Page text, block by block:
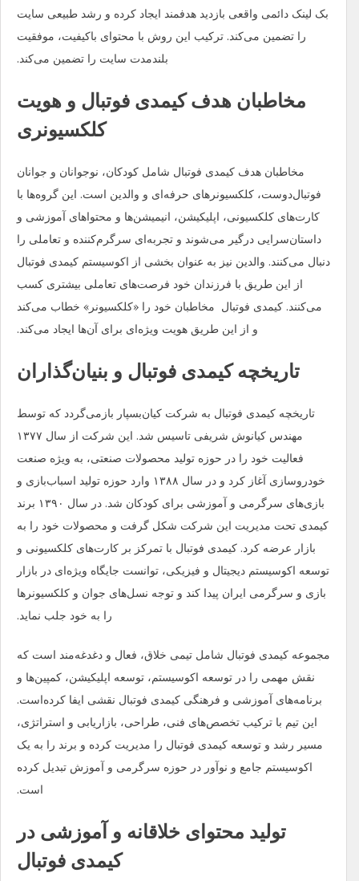
بک لینک دائمی واقعی بازدید هدفمند ایجاد کرده و رشد طبیعی سایت
را تضمین می‌کند. ترکیب این روش با محتوای باکیفیت، موفقیت
بلندمدت سایت را تضمین می‌کند.
مخاطبان هدف کیمدی فوتبال و هویت
کلکسیونری
مخاطبان هدف کیمدی فوتبال شامل کودکان، نوجوانان و جوانان
فوتبال‌دوست، کلکسیونرهای حرفه‌ای و والدین است. این گروه‌ها با
کارت‌های کلکسیونی، اپلیکیشن، انیمیشن‌ها و محتواهای آموزشی و
داستان‌سرایی درگیر می‌شوند و تجربه‌ای سرگرم‌کننده و تعاملی را
دنبال می‌کنند. والدین نیز به عنوان بخشی از اکوسیستم کیمدی فوتبال
از این طریق با فرزندان خود فرصت‌های تعاملی بیشتری کسب
می‌کنند. کیمدی فوتبال مخاطبان خود را «کلکسیونر» خطاب می‌کند
و از این طریق هویت ویژه‌ای برای آن‌ها ایجاد می‌کند.
تاریخچه کیمدی فوتبال و بنیان‌گذاران
تاریخچه کیمدی فوتبال به شرکت کیان‌بسپار بازمی‌گردد که توسط
مهندس کیانوش شریفی تاسیس شد. این شرکت از سال ۱۳۷۷
فعالیت خود را در حوزه تولید محصولات صنعتی، به ویژه صنعت
خودروسازی آغاز کرد و در سال ۱۳۸۸ وارد حوزه تولید اسباب‌بازی و
بازی‌های سرگرمی و آموزشی برای کودکان شد. در سال ۱۳۹۰ برند
کیمدی تحت مدیریت این شرکت شکل گرفت و محصولات خود را به
بازار عرضه کرد. کیمدی فوتبال با تمرکز بر کارت‌های کلکسیونی و
توسعه اکوسیستم دیجیتال و فیزیکی، توانست جایگاه ویژه‌ای در بازار
بازی و سرگرمی ایران پیدا کند و توجه نسل‌های جوان و کلکسیونرها
را به خود جلب نماید.
مجموعه کیمدی فوتبال شامل تیمی خلاق، فعال و دغدغه‌مند است که
نقش‌ مهمی را در توسعه اکوسیستم، توسعه اپلیکیشن، کمپین‌ها و
برنامه‌های آموزشی و فرهنگی کیمدی فوتبال نقشی ایفا کرده‌است.
این تیم با ترکیب تخصص‌های فنی، طراحی، بازاریابی و استراتژی،
مسیر رشد و توسعه کیمدی فوتبال را مدیریت کرده و برند را به یک
اکوسیستم جامع و نوآور در حوزه سرگرمی و آموزش تبدیل کرده
است.
تولید محتوای خلاقانه و آموزشی در
کیمدی فوتبال